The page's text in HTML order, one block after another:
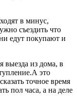
в минус,
съездить что
едут покупают и
выезда из дома, в
это
точное время
пол часа, а на деле